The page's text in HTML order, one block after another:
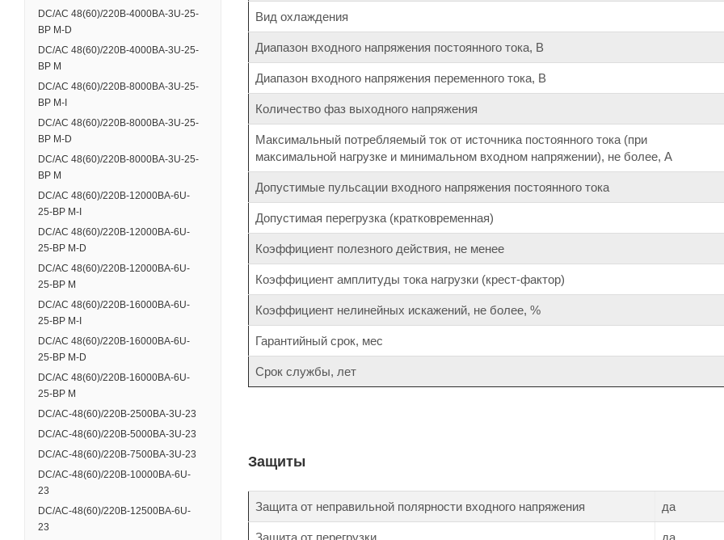
Вид охлаждения
Диапазон входного напряжения постоянного тока, В
Диапазон входного напряжения переменного тока, В
Количество фаз выходного напряжения
Максимальный потребляемый ток от источника постоянного тока (при
максимальной нагрузке и минимальном входном напряжении), не более, А
Допустимые пульсации входного напряжения постоянного тока
Допустимая перегрузка (кратковременная)
Коэффициент полезного действия, не менее
Коэффициент амплитуды тока нагрузки (крест-фактор)
Коэффициент нелинейных искажений, не более, %
Гарантийный срок, мес
Срок службы, лет
Защиты
Защита от неправильной полярности входного напряжения да
Защита от перегрузки да
DC/AC 48(60)/220В-4000ВА-3U-25-
BP M-D
DC/AC 48(60)/220В-4000ВА-3U-25-
BP M
DC/AC 48(60)/220В-8000ВА-3U-25-
BP M-I
DC/AC 48(60)/220В-8000ВА-3U-25-
BP M-D
DC/AC 48(60)/220В-8000ВА-3U-25-
BP M
DC/AC 48(60)/220В-12000ВА-6U-
25-BP M-I
DC/AC 48(60)/220В-12000ВА-6U-
25-BP M-D
DC/AC 48(60)/220В-12000ВА-6U-
25-BP M
DC/AC 48(60)/220В-16000ВА-6U-
25-BP M-I
DC/AC 48(60)/220В-16000ВА-6U-
25-BP M-D
DC/AC 48(60)/220В-16000ВА-6U-
25-BP M
DC/AC-48(60)/220B-2500BA-3U-23
DC/AC-48(60)/220B-5000BA-3U-23
DC/AC-48(60)/220B-7500BA-3U-23
DC/AC-48(60)/220B-10000BA-6U-
23
DC/AC-48(60)/220B-12500BA-6U-
23